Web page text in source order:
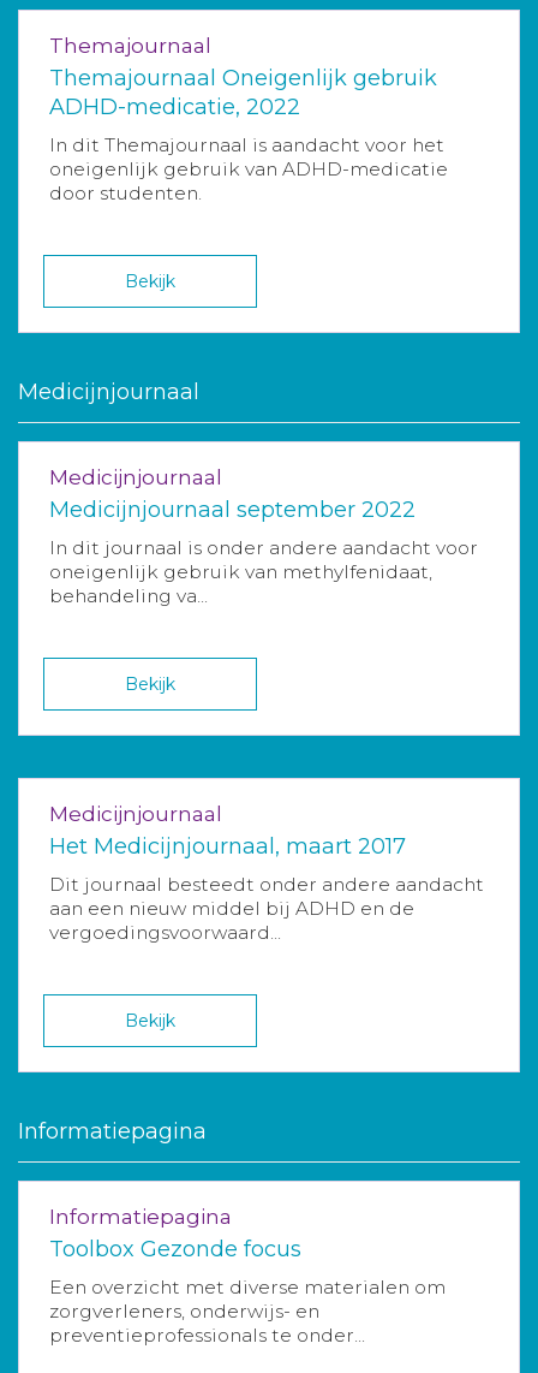
Themajournaal
Themajournaal Oneigenlijk gebruik
ADHD-medicatie, 2022
In dit Themajournaal is aandacht voor het
oneigenlijk gebruik van ADHD-medicatie
door studenten.
Bekijk
Medicijnjournaal
Medicijnjournaal
Medicijnjournaal september 2022
In dit journaal is onder andere aandacht voor
oneigenlijk gebruik van methylfenidaat,
behandeling va...
Bekijk
Medicijnjournaal
Het Medicijnjournaal, maart 2017
Dit journaal besteedt onder andere aandacht
aan een nieuw middel bij ADHD en de
vergoedingsvoorwaard...
Bekijk
Informatiepagina
Informatiepagina
Toolbox Gezonde focus
Een overzicht met diverse materialen om
zorgverleners, onderwijs- en
preventieprofessionals te onder...